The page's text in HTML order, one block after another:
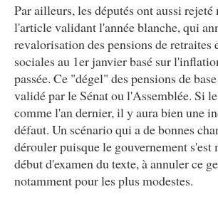
Par ailleurs, les députés ont aussi rejeté
l'article validant l'année blanche, qui
revalorisation des pensions de retraites
sociales au 1er janvier basé sur
passée. Ce "dégel" des pensions de
validé par le Sénat ou l'Assemblée. Si
comme l'an dernier, il y aura bien une
défaut. Un scénario qui a de bonnes
dérouler puisque le gouvernement s'est
début d'examen du texte, à annuler ce
notamment pour les plus modestes.